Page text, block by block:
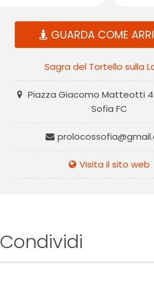
GUARDA COME
Sagra del Tortello sulla
Piazza Giacomo Matteotti
Sofia FC
Visita il sito web
Condividi